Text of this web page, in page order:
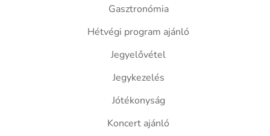
Gasztronómia
Hétvégi program ajánló
Jegyelővétel
Jegykezelés
Jótékonyság
Koncert ajánló